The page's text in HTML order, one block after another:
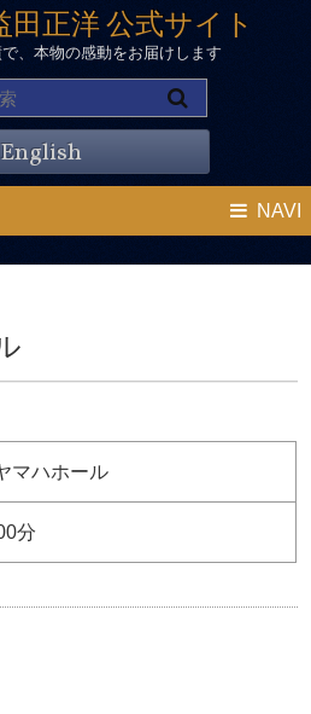
正洋 公式サイト
、本物の感動をお届けします
English
NAVI
マハホール
分